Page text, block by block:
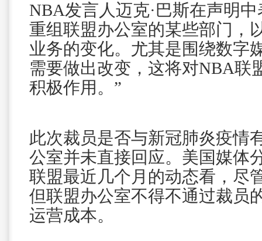
NBA发言人迈克·巴斯在声明
重组联盟办公室的某些部门，
业务的变化。尤其是围绕数字
需要做出改变，这将对NBA联
积极作用。”
此次裁员是否与新冠肺炎疫情
公室并未直接回应。美国媒体
联盟最近几个月的动态看，尽
但联盟办公室不得不通过裁员
运营成本。